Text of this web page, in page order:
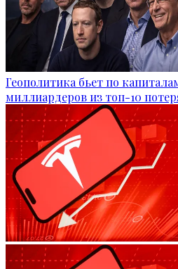
Геополитика бьет по
миллиардеров из топ-10